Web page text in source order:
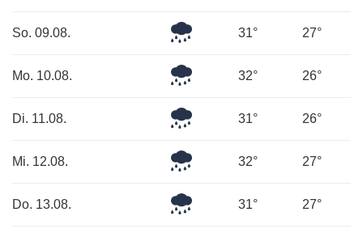
So. 09.08.
31° 27°
Mo. 10.08. 32° 26°
Di. 11.08. 31° 26°
Mi. 12.08. 32° 27°
Do. 13.08. 31° 27°